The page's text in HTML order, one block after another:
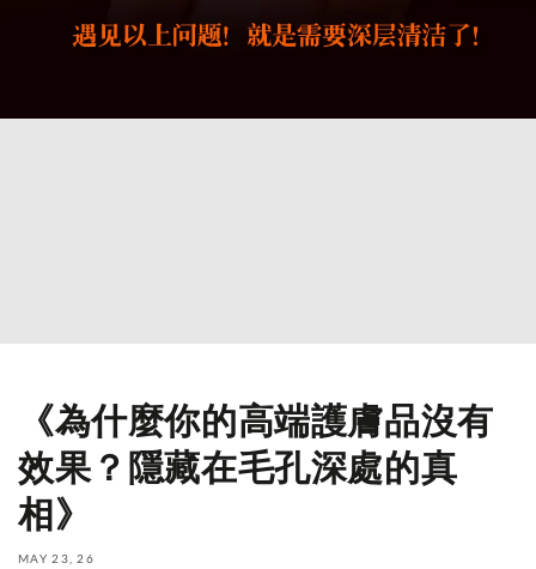
《為什麼你的高端護膚品沒有
效果？隱藏在毛孔深處的真
相》
MAY 23, 26